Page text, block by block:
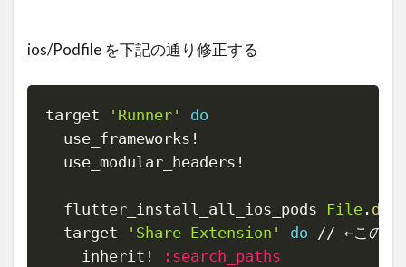
ios/Podfile を下記の通り修正する
target 'Runner'
do
  use_frameworks
!
  use_modular_headers
!
  flutter_install_all_ios_pods
File .
  target
'Share Extension' do // ←この内
    inherit
!
:search_paths